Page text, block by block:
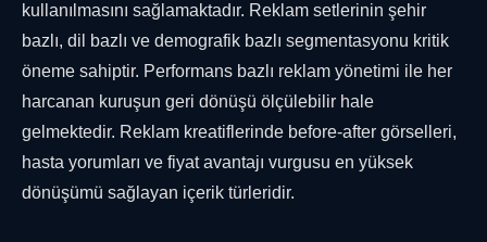
kullanılmasını sağlamaktadır. Reklam setlerinin şehir
bazlı, dil bazlı ve demografik bazlı segmentasyonu kritik
öneme sahiptir. Performans bazlı reklam yönetimi ile her
harcanan kuruşun geri dönüşü ölçülebilir hale
gelmektedir. Reklam kreatiflerinde before-after görselleri,
hasta yorumları ve fiyat avantajı vurgusu en yüksek
dönüşümü sağlayan içerik türleridir.